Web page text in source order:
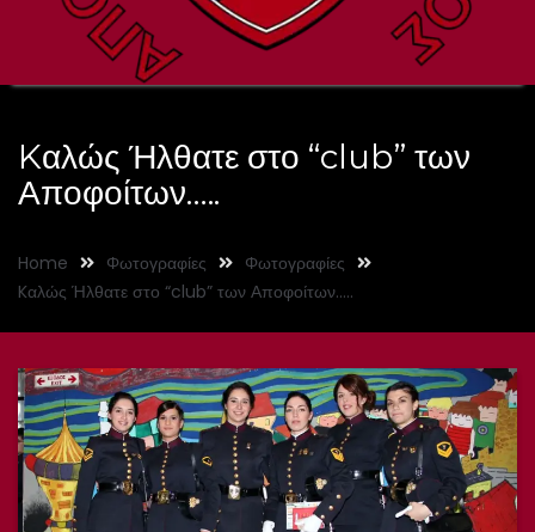
Kαλώς Ήλθατε στο “club” των
Αποφοίτων…..
Home Φωτογραφίες
Φωτογραφίες
Kαλώς Ήλθατε στο “club” των Αποφοίτων…..